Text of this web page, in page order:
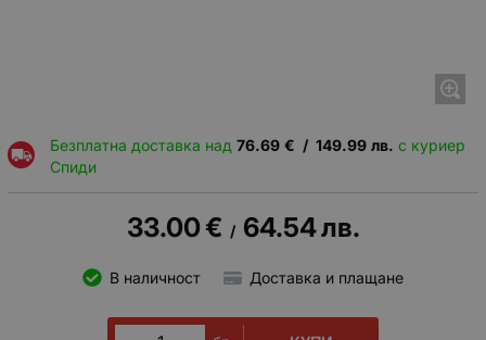
Безплатна доставка над 76.69 € / 149.99 лв. с куриер
Спиди
33.00€ / 64.54лв.
В наличност Доставка и плащане